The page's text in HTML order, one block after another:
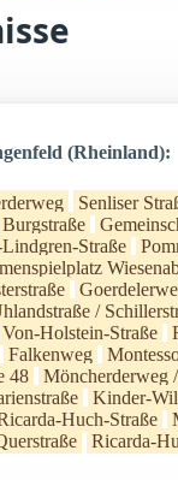
(Rheinland):
Senliser
Burgstraße
Straße
/
Von-Holstein-Straße
Falkenweg
48
Möncherderweg
Kinder-
Huch-Straße
Ricarda-